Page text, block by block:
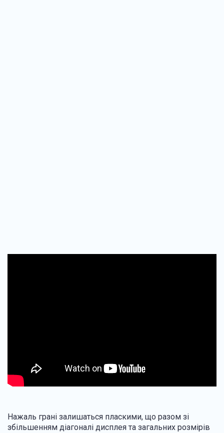
Нажаль грані залишаться пласкими, що разом зі
збільшенням діагоналі дисплея та загальних розмірів